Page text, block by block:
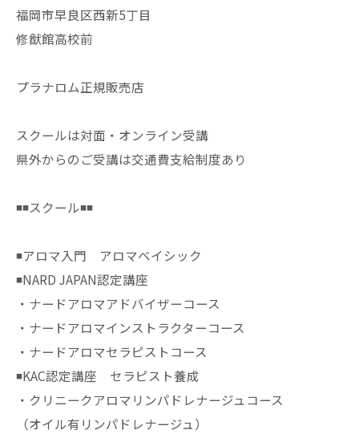
福岡市早良区西新5丁目
修猷館高校前
プラナロム正規販売店
スクールは対面・オンライン受講
県外からのご受講は交通費支給制度あり
◾️◾️スクール◾️◾️
◾️アロマ入門 アロマベイシック
◾️NARD JAPAN認定講座
・ナードアロマアドバイザーコース
・ナードアロマインストラクターコース
・ナードアロマセラピストコース
◾️KAC認定講座 セラピスト養成
・クリニークアロマリンパドレナージュコース
（オイル有リンパドレナージュ）